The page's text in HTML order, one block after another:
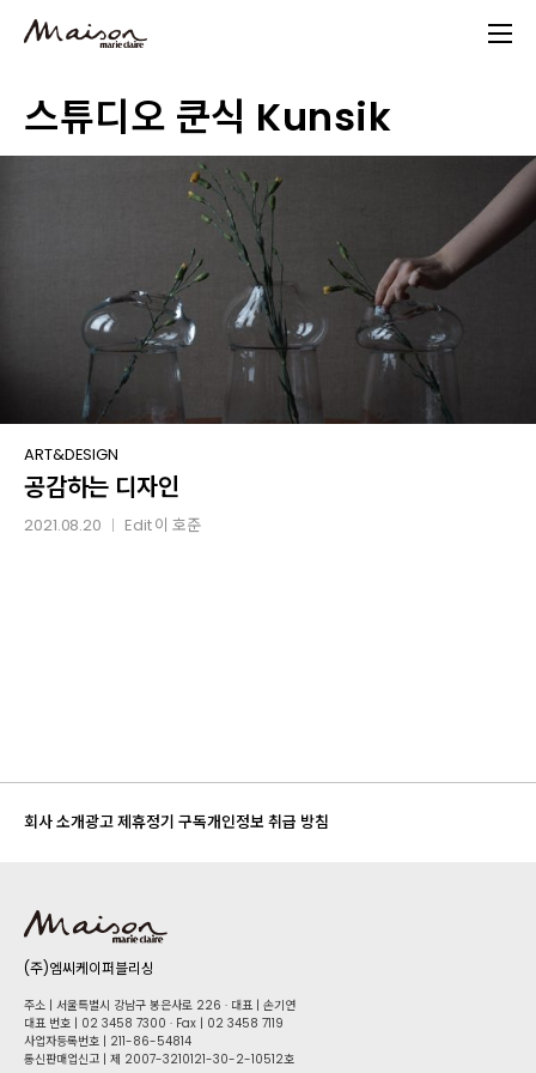
content
스튜디오 쿤식 Kunsik
공감하는
디자인
ART&DESIGN
공감하는 디자인
2021.08.20 Edit이 호준
회사 소개광고 제휴정기 구독개인정보 취급 방침
(주)엠씨케이퍼블리싱
주소 | 서울특별시 강남구 봉은사로 226 · 대표 | 손기연
대표 번호 | 02 34​58 7300 · Fax | 02 34​58 7119
사업자등록번호 | 211-86-5​4814
통신판매업신고 | 제 2007-3210121-30-2-10512호